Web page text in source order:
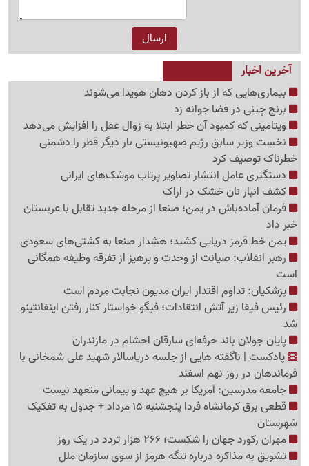
آخرین اخبار
بیماری‌هایی که از باز کردن دهان هویدا می‌شوند
برنج چینی در فضا جوانه زد
ویتامینی که کمبود آن خطر ابتلا به زوال عقل را افزایش می‌دهد
نخست وزیر سابق رژیم صهیونیستی بار دیگر قطر را دشمنی
خطرناک توصیف کرد
دستگیری عامل انتشار تصاویر پرتاب موشک‌های ایرانی
کشف انبار نان خشک در اراک
فرمان آماده‌باش در یمن؛ صنعا از مرحله جدید تقابل با عربستان
خبر داد
یمن خط قرمز دریایی کشید؛ هشدار صنعا به کشتی‌های سعودی
رهبر انقلاب: صیانت از وحدت و پرهیز از تفرقه وظیفه همگانی
است
پزشکیان: تداوم اقتدار ایران مدیون نجابت مردم است
رئیس فیفا زیر آتش انتقادات؛ فیگو خواستار کنار رفتن اینفانتینو
شد
پایان جولان باند حرفه‌ای سارقان احشام در مازندران
پادکست | ناگفته هایی از جلسه دریاسالار شهید علی شمخانی با
فرماندهان در روز نهم اسفند
جامعه مدرسین: آمریکا بر هیچ عهد و پیمانی متعهد نیست
قطعی برق کرمانشاه فردا پنجشنبه 15 مرداد + جدول به تفکیک
شهرستان
مهران رکورد جهان را شکست؛ 266 هزار تردد در یک روز
تشویق به مذاکره درباره تنگه هرمز از سوی سازمان ملل